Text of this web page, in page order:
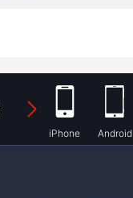
iPhone Android